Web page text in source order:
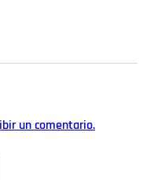
un comentario.